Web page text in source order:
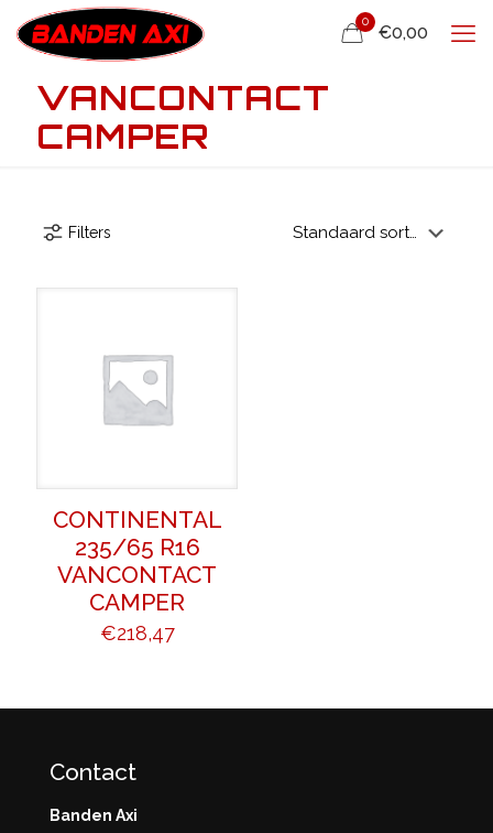
0
€0,00
VANCONTACT
CAMPER
Filters
CONTINENTAL
235/65 R16
VANCONTACT
CAMPER
€218,47
Contact
Banden Axi